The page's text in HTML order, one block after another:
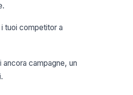
tuoi competitor a
campagne, un